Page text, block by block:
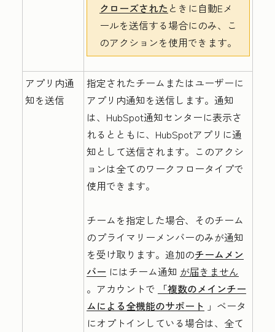
クローズされた ときに自動Eメ
ールを送信する場合にのみ、こ
のアクションを使用できます。
アプリ内通
知を送信
指定されたチームまたはユーザーに
アプリ内通知を送信します。通知
は、HubSpot通知センターに表示さ
れるとともに、HubSpotアプリに通
知として送信されます。このアクシ
ョンは全てのワークフロータイプで
使用できます。
チームを指定した場合、そのチーム
のプライマリーメンバーのみが通知
を受け取ります。追加のチームメン
バー にはチーム通知 が届きません
。アカウントで
「複数のメインチー
ムによる全機能のサポート 」ベータ
にオプトインしている場合は、全て